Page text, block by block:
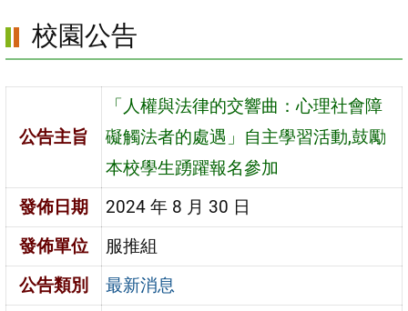
區
校園公告
公告主旨
「人權與法律的交響曲：心理社會障
礙觸法者的處遇」自主學習活動,鼓勵
本校學生踴躍報名參加
發佈日期
2024 年 8 月 30 日
發佈單位
服推組
公告類別
最新消息